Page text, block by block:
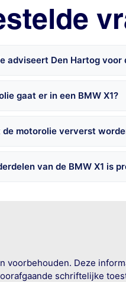
adviseert Den Hartog voor
gaat er in een BMW X1?
de motorolie ververst
van de BMW X1 is
voorbehouden. Deze
schriftelijke